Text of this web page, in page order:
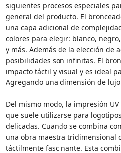
siguientes procesos especiales
general del producto. El
una capa adicional de
colores para elegir: blanco,
y más. Además de la elección de
posibilidades son infinitas. El
impacto táctil y visual y es ideal
Agregando una dimensión de lujo
Del mismo modo, la impresión
que suele utilizarse para
delicadas. Cuando se combina
una obra maestra tridimensional
táctilmente fascinante. Esta